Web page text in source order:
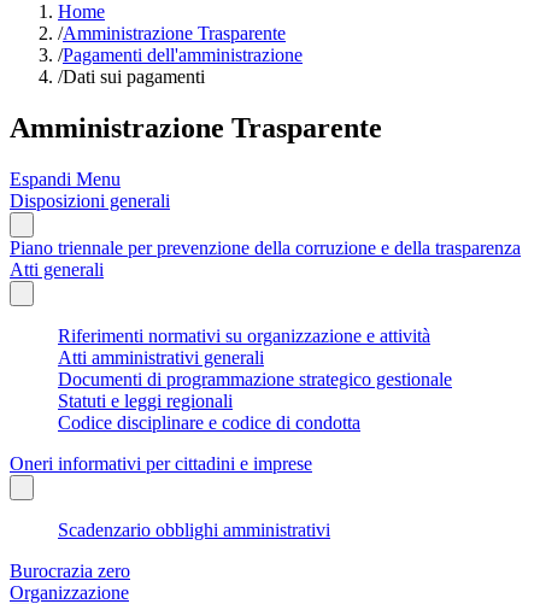
Home
/Amministrazione Trasparente
/Pagamenti dell'amministrazione
/Dati sui pagamenti
Amministrazione Trasparente
Espandi Menu
Disposizioni generali
Piano triennale per prevenzione della corruzione e della trasparenza
Atti generali
Riferimenti normativi su organizzazione e attività
Atti amministrativi generali
Documenti di programmazione strategico gestionale
Statuti e leggi regionali
Codice disciplinare e codice di condotta
Oneri informativi per cittadini e imprese
Scadenzario obblighi amministrativi
Burocrazia zero
Organizzazione